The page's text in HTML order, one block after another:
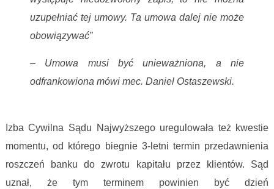
uzupełniać tej umowy. Ta umowa dalej nie może
obowiązywać”
– Umowa musi być unieważniona, a nie
odfrankowiona mówi mec. Daniel Ostaszewski.
Izba Cywilna Sądu Najwyższego uregulowała też kwestie
momentu, od którego biegnie 3-letni termin przedawnienia
roszczeń banku do zwrotu kapitału przez klientów. Sąd
uznał, że tym terminem powinien być dzień